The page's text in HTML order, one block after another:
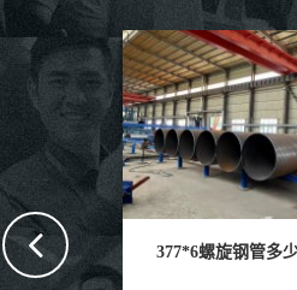
多少钱一米 426*6螺旋钢